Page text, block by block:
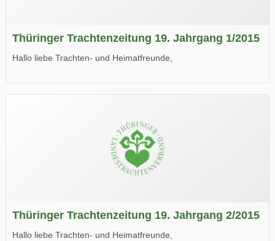
Thüringer Trachtenzeitung 19. Jahrgang 1/2015
Hallo liebe Trachten- und Heimatfreunde,
Wir wünschen Euch viel Spaß beim Lesen.
Thüringer Trachtenzeitung 19. Jahrgang 2/2015
Hallo liebe Trachten- und Heimatfreunde,